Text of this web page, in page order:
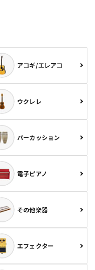
アコギ/エレアコ
ウクレレ
パーカッション
電子ピアノ
その他楽器
エフェクター